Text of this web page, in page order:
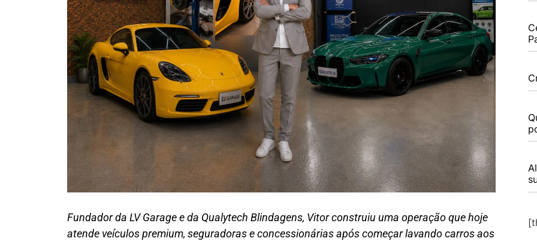
Fundador da LV Garage e da Qualytech Blindagens, Vitor construiu uma operação que hoje
atende veículos premium, seguradoras e concessionárias após começar lavando carros aos